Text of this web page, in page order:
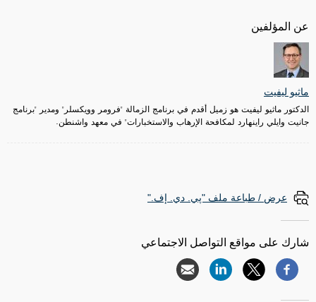
عن المؤلفين
ماثيو ليفيت
الدكتور ماثيو ليفيت هو زميل أقدم في برنامج الزمالة "فرومر وويكسلر" ومدير "برنامج
جانيت وايلي راينهارد لمكافحة الإرهاب والاستخبارات" في معهد واشنطن.
عرض / طباعة ملف "پي. دي. إف."
شارك على مواقع التواصل الاجتماعي